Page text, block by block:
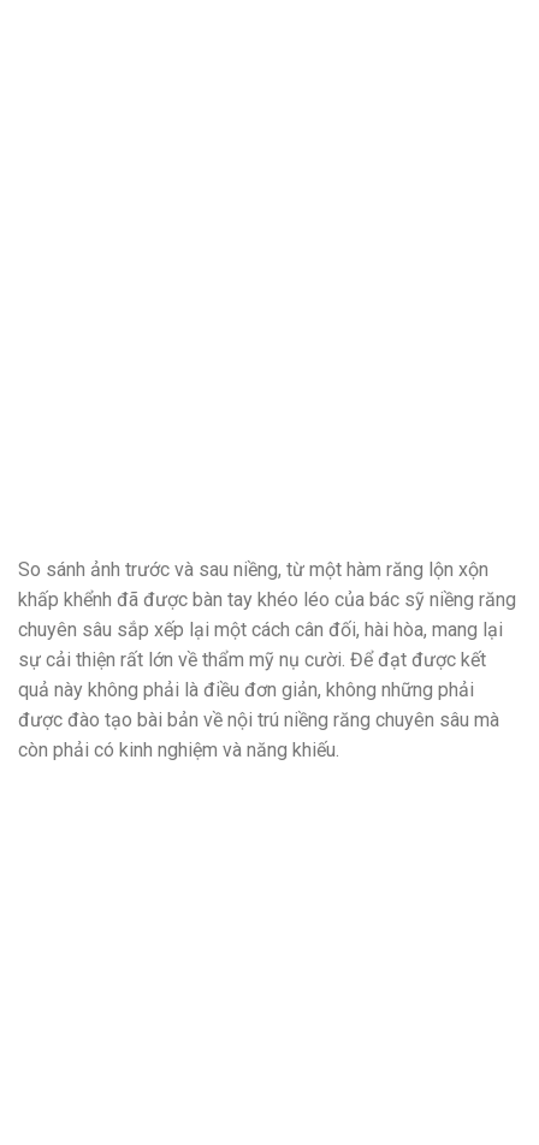
So sánh ảnh trước và sau niềng, từ một hàm răng lộn xộn
khấp khểnh đã được bàn tay khéo léo của bác sỹ niềng răng
chuyên sâu sắp xếp lại một cách cân đối, hài hòa, mang lại
sự cải thiện rất lớn về thẩm mỹ nụ cười. Để đạt được kết
quả này không phải là điều đơn giản, không những phải
được đào tạo bài bản về nội trú niềng răng chuyên sâu mà
còn phải có kinh nghiệm và năng khiếu.